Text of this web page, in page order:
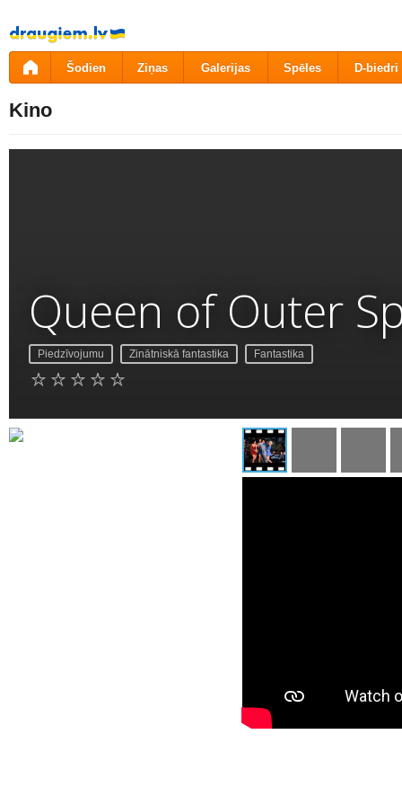
Pāriet
uz
saturu
Šodien Ziņas Galerijas Spēles D-biedri
Kino
Queen of Outer
Piedzīvojumu Zinātniskā fantastika Fantastika